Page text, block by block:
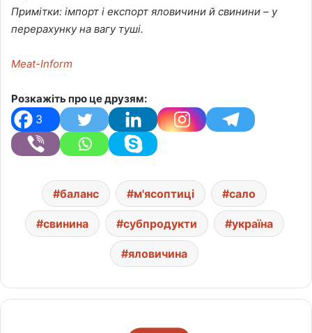
Примітки: імпорт і експорт яловичини й свинини – у
перерахунку на вагу туші.
Meat-Inform
Розкажіть про це друзям:
3
баланс м'ясоптиці сало
свинина субпродукти україна
яловичина